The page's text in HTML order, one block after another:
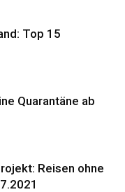
Top 15
Quarantäne ab
Reisen ohne